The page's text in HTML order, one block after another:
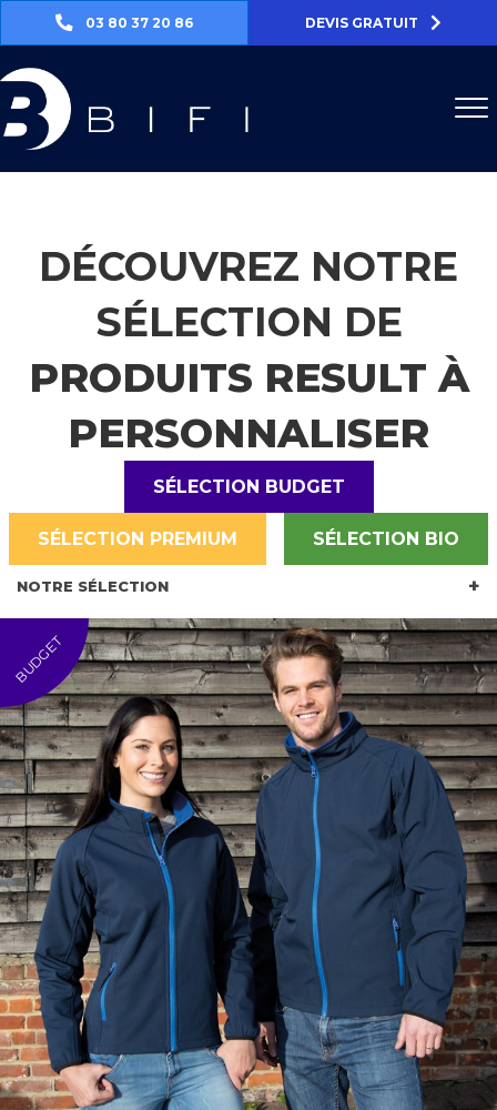
03 80 37 20 86 DEVIS GRATUIT
DÉCOUVREZ NOTRE
SÉLECTION DE
PRODUITS RESULT À
PERSONNALISER
SÉLECTION BUDGET
SÉLECTION PREMIUM SÉLECTION BIO
NOTRE SÉLECTION
BUDGET